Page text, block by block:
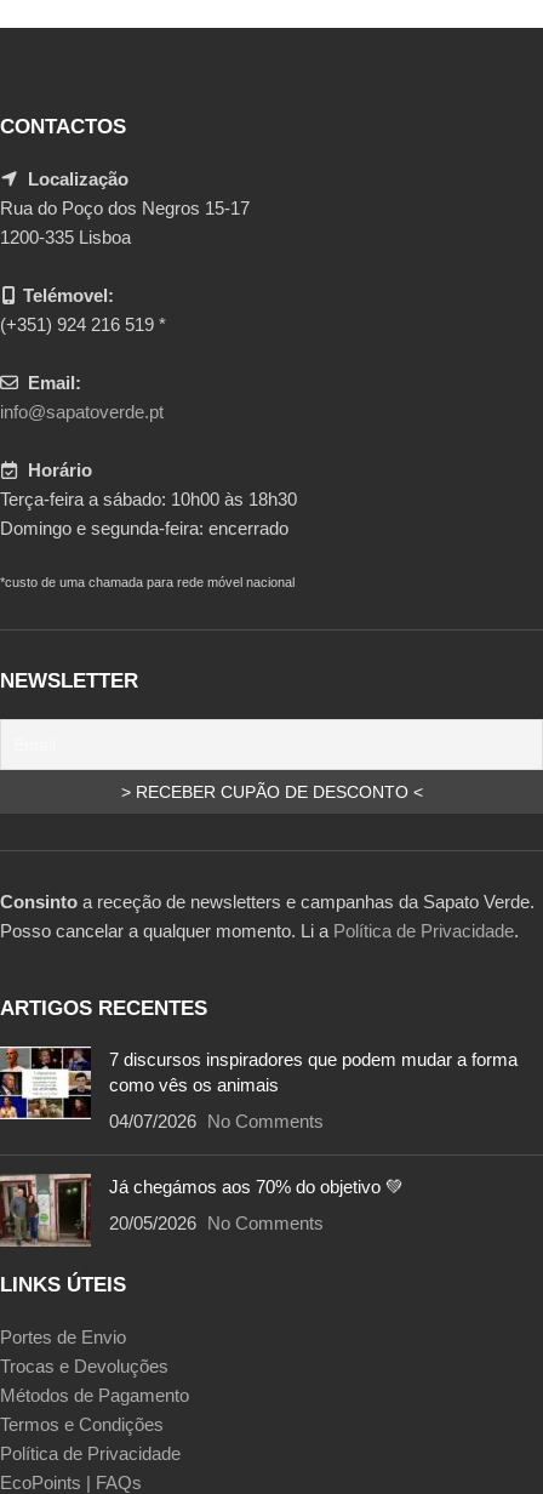
CONTACTOS
Localização
Rua do Poço dos Negros 15-17
1200-335 Lisboa
Telémovel:
(+351) 924 216 519 *
Email:
info@sapatoverde.pt
Horário
Terça-feira a sábado: 10h00 às 18h30
Domingo e segunda-feira: encerrado
*custo de uma chamada para rede móvel nacional
NEWSLETTER
Consinto a receção de newsletters e campanhas da Sapato Verde.
Posso cancelar a qualquer momento. Li a Política de Privacidade.
ARTIGOS RECENTES
7 discursos inspiradores que podem mudar a forma
como vês os animais
04/07/2026 No Comments
Já chegámos aos 70% do objetivo 💚
20/05/2026 No Comments
LINKS ÚTEIS
Portes de Envio
Trocas e Devoluções
Métodos de Pagamento
Termos e Condições
Política de Privacidade
EcoPoints | FAQs